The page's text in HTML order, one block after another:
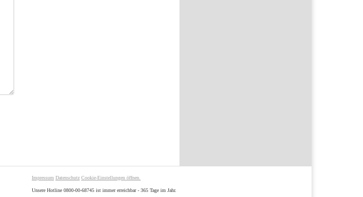
Impressum Datenschutz Cookie-Einstellungen öffnen.
Unsere Hotline 0800-00-68745 ist immer erreichbar - 365 Tage im Jahr.